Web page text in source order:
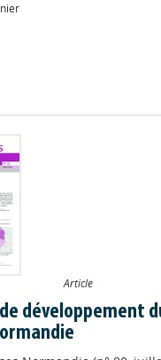
Article
développement